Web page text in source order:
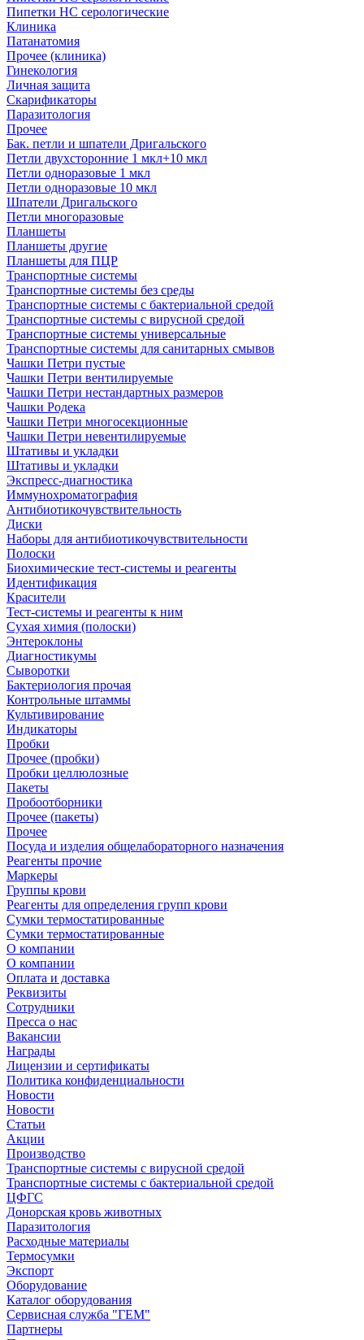
Пипетки НС серологические
Клиника
Патанатомия
Прочее (клиника)
Гинекология
Личная защита
Скарификаторы
Паразитология
Прочее
Бак. петли и шпатели Дригальского
Петли двухсторонние 1 мкл+10 мкл
Петли одноразовые 1 мкл
Петли одноразовые 10 мкл
Шпатели Дригальского
Петли многоразовые
Планшеты
Планшеты другие
Планшеты для ПЦР
Транспортные системы
Транспортные системы без среды
Транспортные системы с бактериальной средой
Транспортные системы с вирусной средой
Транспортные системы универсальные
Транспортные системы для санитарных смывов
Чашки Петри пустые
Чашки Петри вентилируемые
Чашки Петри нестандартных размеров
Чашки Родека
Чашки Петри многосекционные
Чашки Петри невентилируемые
Штативы и укладки
Штативы и укладки
Экспресс-диагностика
Иммунохроматография
Антибиотикочувствительность
Диски
Наборы для антибиотикочувствительности
Полоски
Биохимические тест-системы и реагенты
Идентификация
Красители
Тест-системы и реагенты к ним
Сухая химия (полоски)
Энтероклоны
Диагностикумы
Сыворотки
Бактериология прочая
Контрольные штаммы
Культивирование
Индикаторы
Пробки
Прочее (пробки)
Пробки целлюлозные
Пакеты
Пробоотборники
Прочее (пакеты)
Прочее
Посуда и изделия общелабораторного назначения
Реагенты прочие
Маркеры
Группы крови
Реагенты для определения групп крови
Сумки термостатированные
Сумки термостатированные
О компании
О компании
Оплата и доставка
Реквизиты
Сотрудники
Пресса о нас
Вакансии
Награды
Лицензии и сертификаты
Политика конфиденциальности
Новости
Новости
Статьи
Акции
Производство
Транспортные системы с вирусной средой
Транспортные системы с бактериальной средой
ЦФГС
Донорская кровь животных
Паразитология
Расходные материалы
Термосумки
Экспорт
Оборудование
Каталог оборудования
Сервисная служба "ГЕМ"
Партнеры